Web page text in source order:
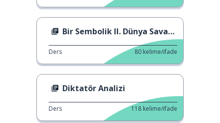
Bir Sembolik II. Dünya Savaşı Direnişçisi
Ders 80 kelime/ifade
Diktatör Analizi
Ders 118 kelime/ifade